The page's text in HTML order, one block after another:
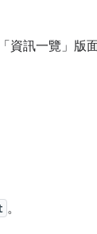
訊一覽」版面
。